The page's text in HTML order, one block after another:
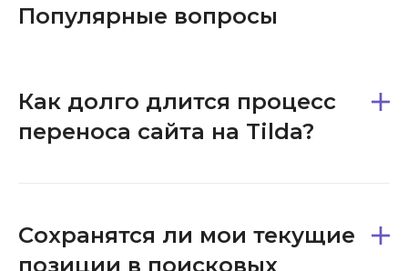
Популярные вопросы
Как долго длится процесс
переноса сайта на Tilda?
Сохранятся ли мои текущие
позиции в поисковых